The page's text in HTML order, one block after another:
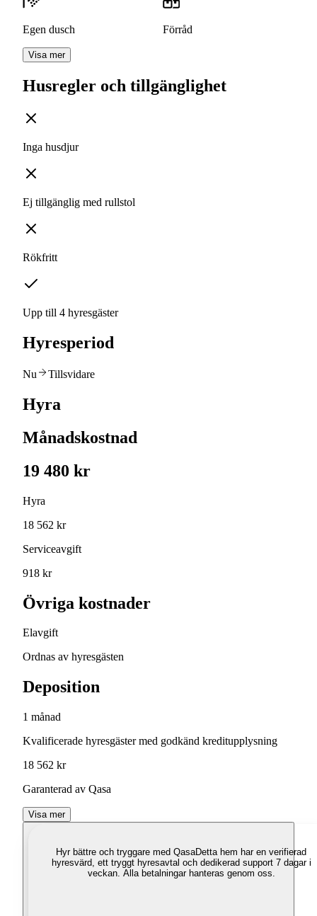
Egen dusch Förråd
Visa mer
Husregler och tillgänglighet
Inga husdjur
Ej tillgänglig med rullstol
Rökfritt
Upp till 4 hyresgäster
Hyresperiod
Nu Tillsvidare
Hyra
Månadskostnad
19 480 kr
Hyra
18 562 kr
Serviceavgift
918 kr
Övriga kostnader
Elavgift
Ordnas av hyresgästen
Deposition
1 månad
Kvalificerade hyresgäster med godkänd kreditupplysning
18 562 kr
Garanterad av Qasa
Visa mer
Hyr bättre och tryggare med QasaDetta hem har en verifierad
hyresvärd, ett tryggt hyresavtal och dedikerad support 7 dagar i
veckan. Alla betalningar hanteras genom oss.